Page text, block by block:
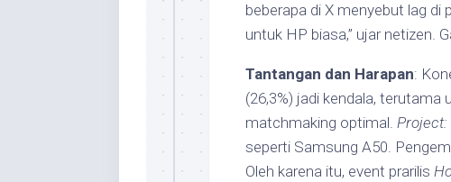
beberapa di X menyebut lag di
untuk HP biasa,” ujar netizen.
Tantangan dan Harapan:
(26,3%) jadi kendala, terutama
matchmaking optimal. Project:
seperti Samsung A50.
Oleh karena itu, event prarilis